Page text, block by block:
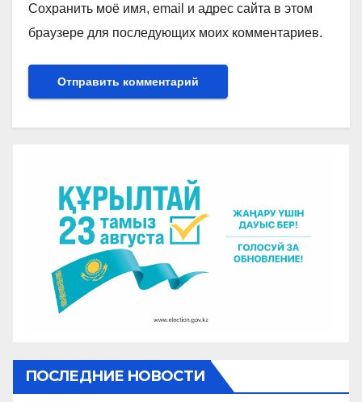
Сохранить моё имя, email и адрес сайта в этом
браузере для последующих моих комментариев.
ПОСЛЕДНИЕ НОВОСТИ